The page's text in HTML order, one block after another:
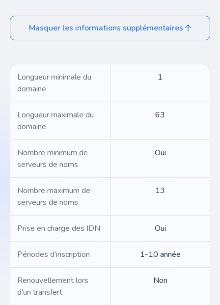
Masquer les informations supplémentaires
Longueur minimale du
domaine
1
Longueur maximale du
domaine
63
Nombre minimum de
serveurs de noms
Oui
Nombre maximum de
serveurs de noms
13
Prise en charge des IDN Oui
Périodes d'inscription 1-10 année
Renouvellement lors
d'un transfert
Non